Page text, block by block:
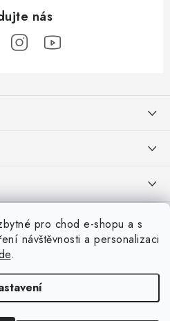
pro chod e-shopu a s
návštěvnosti a personalizaci
.
a servisu